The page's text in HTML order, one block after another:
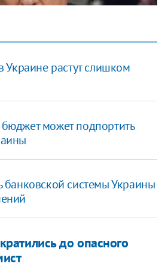
Украине растут слишком
может подпортить
банковской системы Украины
до опасного